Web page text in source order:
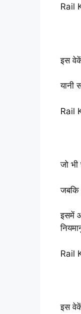
Rail
इस
यानी
Rail
जो भी
जबकि
इसमें
Rail
इस